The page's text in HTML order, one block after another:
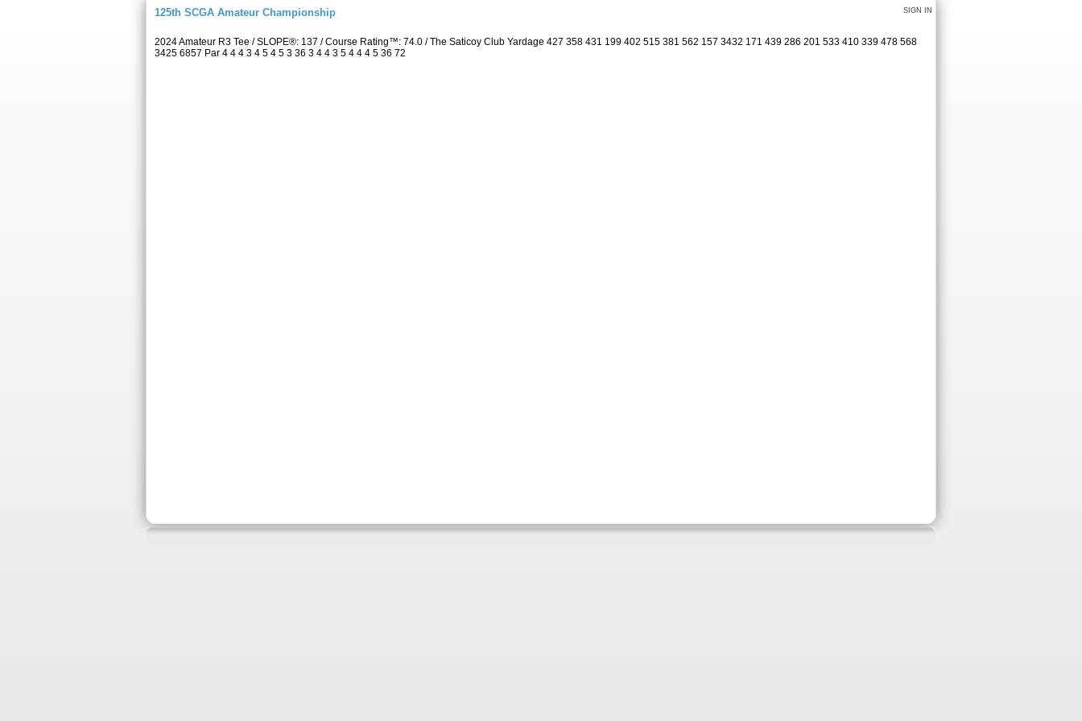
SIGN IN
125th SCGA Amateur Championship
2024 Amateur R3 Tee / SLOPE®: 137 / Course Rating™: 74.0 / The Saticoy Club Yardage 427 358 431 199 402 515 381 562 157 3432 171 439 286 201 533 410 339 478 568
3425 6857 Par 4 4 4 3 4 5 4 5 3 36 3 4 4 3 5 4 4 4 5 36 72